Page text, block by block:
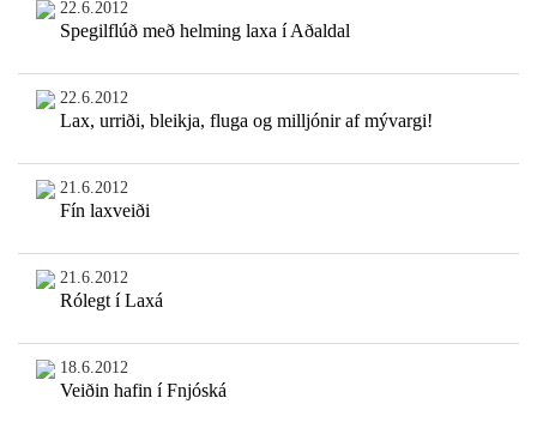
22.6.2012
Spegilflúð með helming laxa í Aðaldal
22.6.2012
Lax, urriði, bleikja, fluga og milljónir af mývargi!
21.6.2012
Fín laxveiði
21.6.2012
Rólegt í Laxá
18.6.2012
Veiðin hafin í Fnjóská